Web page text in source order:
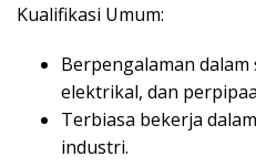
Kualifikasi Umum:
Berpengalaman
elektrikal, dan
Terbiasa bekerja
industri.